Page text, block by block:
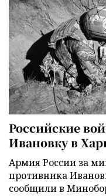
Российские
Ивановку в
Армия России за
противника
сообщили в